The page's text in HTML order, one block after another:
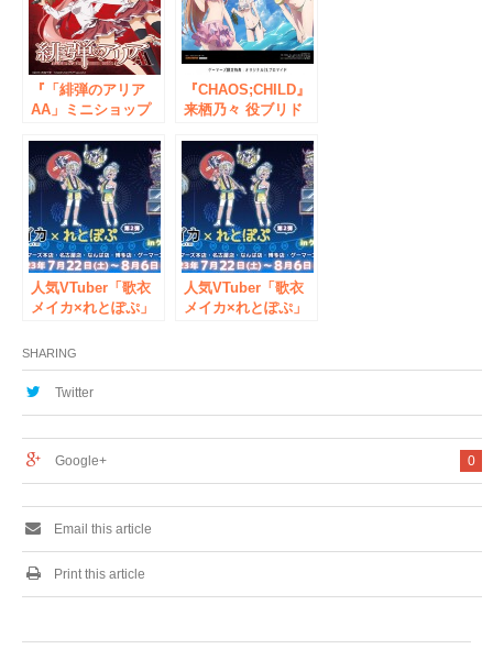
AKIHABARAゲーマ
ーズ本店にて開催決
定！
『「緋弾のアリア
AA」ミニショップ
AKIHABARAゲーマ
ーズ本店
『CHAOS;CHILD』
来栖乃々 役ブリド
さん による特典お
渡しも！『まるごと
MAGES.マガジン
狼TYPE』発売記念
イベント&ミニミュ
ージアムが開催決
定！
人気VTuber「歌衣
メイカ×れとぽぷ」
ーズ 2023 が秋葉
原・なんば・名古
屋・博多・通販で期
売!!
人気VTuber「歌衣
メイカ×れとぽぷ」
原・なんば・名古
SHARING
Twitter
0
Google+
Email this article
Print this article